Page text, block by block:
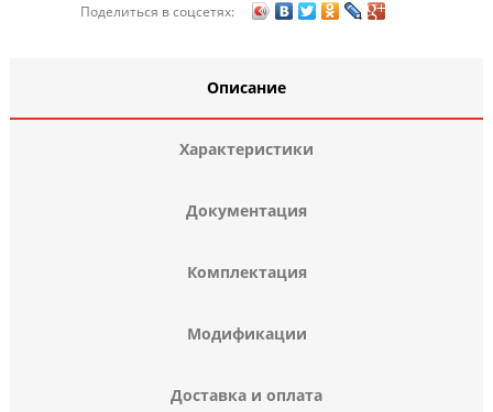
Поделиться в соцсетях:
Описание
Характеристики
Документация
Комплектация
Модификации
Доставка и оплата